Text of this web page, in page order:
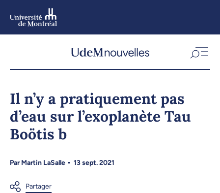
Il n’y a pratiquement pas
d’eau sur l’exoplanète Tau
Boötis b
ParMartin LaSalle 13 sept. 2021